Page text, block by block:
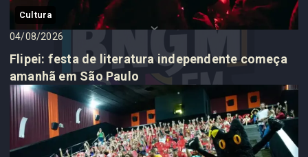
Cultura
04/08/2026
Flipei: festa de literatura independente começa
amanhã em São Paulo